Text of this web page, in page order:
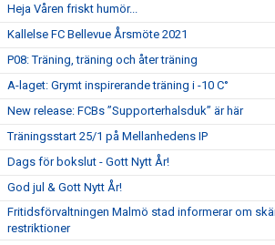
Heja Våren friskt humör...
Kallelse FC Bellevue Årsmöte 2021
P08: Träning, träning och åter träning
A-laget: Grymt inspirerande träning i -10 C°
New release: FCBs ”Supporterhalsduk” är här
Träningsstart 25/1 på Mellanhedens IP
Dags för bokslut - Gott Nytt År!
God jul & Gott Nytt År!
Fritidsförvaltningen Malmö stad informerar om
restriktioner